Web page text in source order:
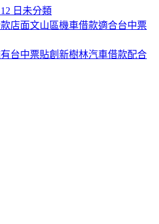
日 類
未分類
店面文山區機車借款適合台中票
台中票貼創新樹林汽車借款配合